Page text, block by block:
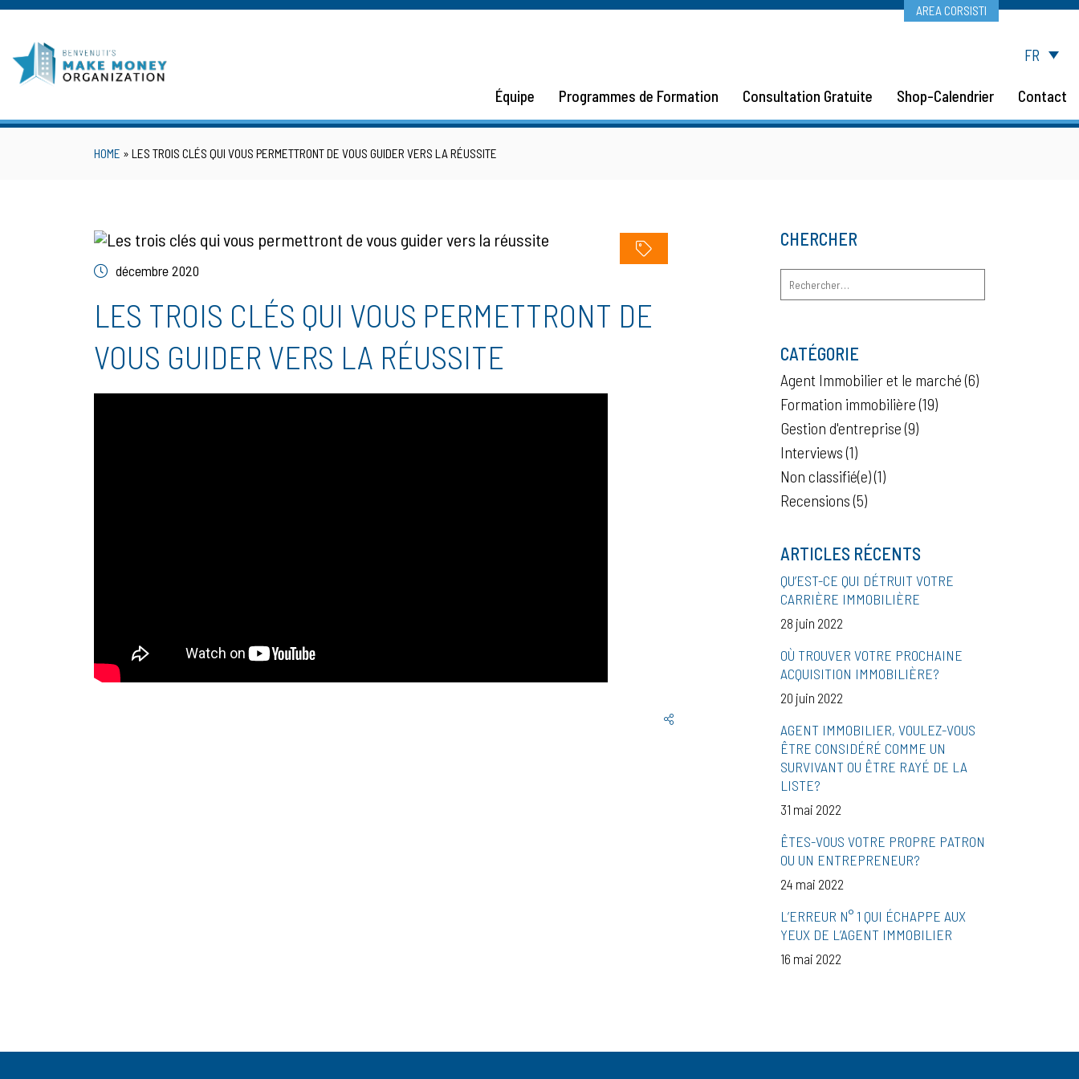
Skip
content
AREA CORSISTI
FR
Équipe Programmes de Formation Consultation Gratuite Shop-Calendrier Contact
HOME » LES TROIS CLÉS QUI VOUS PERMETTRONT DE VOUS GUIDER VERS LA RÉUSSITE
décembre 2020
LES TROIS CLÉS QUI VOUS PERMETTRONT DE
VOUS GUIDER VERS LA RÉUSSITE
CHERCHER
Rechercher :
CATÉGORIE
Agent Immobilier et le marché(6)
Formation immobilière(19)
Gestion d'entreprise(9)
Interviews(1)
Non classifié(e)(1)
Recensions(5)
ARTICLES RÉCENTS
QU’EST-CE QUI DÉTRUIT VOTRE
CARRIÈRE IMMOBILIÈRE
28 juin 2022
OÙ TROUVER VOTRE PROCHAINE
ACQUISITION IMMOBILIÈRE?
20 juin 2022
AGENT IMMOBILIER, VOULEZ-VOUS
ÊTRE CONSIDÉRÉ COMME UN
SURVIVANT OU ÊTRE RAYÉ DE LA
LISTE?
31 mai 2022
ÊTES-VOUS VOTRE PROPRE PATRON
OU UN ENTREPRENEUR?
24 mai 2022
L’ERREUR N° 1 QUI ÉCHAPPE AUX
YEUX DE L’AGENT IMMOBILIER
16 mai 2022